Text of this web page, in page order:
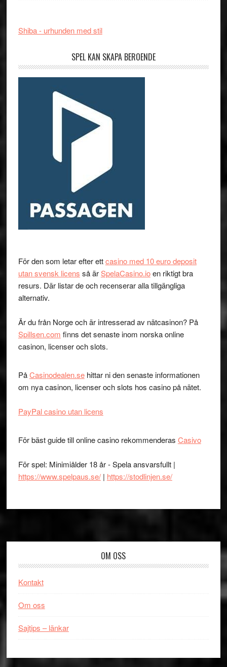
Shiba - urhunden med stil
SPEL KAN SKAPA BEROENDE
För den som letar efter ettcasino med 10 euro deposit
utan svensk licens så ärSpelaCasino.ioen riktigt bra
resurs. Där listar de och recenserar alla tillgängliga
alternativ.
Är du från Norge och är intresserad av nätcasinon? På
Spillsen.com finns det senaste inom norska online
casinon, licenser och slots.
PåCasinodealen.sehittar ni den senaste informationen
om nya casinon, licenser och slots hos casino på nätet.
PayPal casino utan licens
För bäst guide till online casino rekommenderas Casivo
För spel: Minimiålder 18 år - Spela ansvarsfullt |
https://www.spelpaus.se/| https://stodlinjen.se/
OM OSS
Kontakt
Om oss
Sajtips – länkar